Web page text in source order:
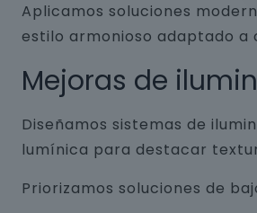
Aplicamos soluciones
estilo armonioso adaptado a
Mejoras de
Diseñamos sistemas de
lumínica para destacar
Priorizamos soluciones de